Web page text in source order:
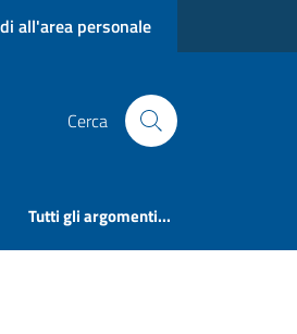
all'area personale
Cerca
Tutti gli argomenti...